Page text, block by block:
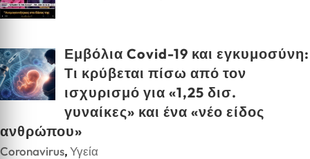
Εμβόλια Covid-19 και εγκυμοσύνη:
Τι κρύβεται πίσω από τον
ισχυρισμό για «1,25 δισ.
γυναίκες» και ένα «νέο είδος
ανθρώπου»
Coronavirus,Υγεία